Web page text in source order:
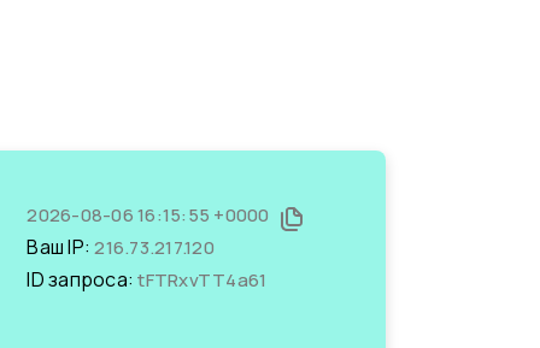
2026-08-06 16:15:55 +0000
Ваш IP:216.73.217.120
ID запроса:tFTRxvTT4a61